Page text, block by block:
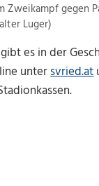
Zweikampf gegen
Luger)
es in der
untersvried.at